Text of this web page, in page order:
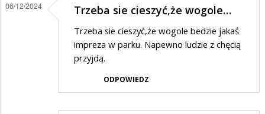
06/12/2024 Trzeba sie cieszyć,że wogole…
Trzeba sie cieszyć,że wogole bedzie jakaś
impreza w parku. Napewno ludzie z chęcią
przyjdą.
ODPOWIEDZ